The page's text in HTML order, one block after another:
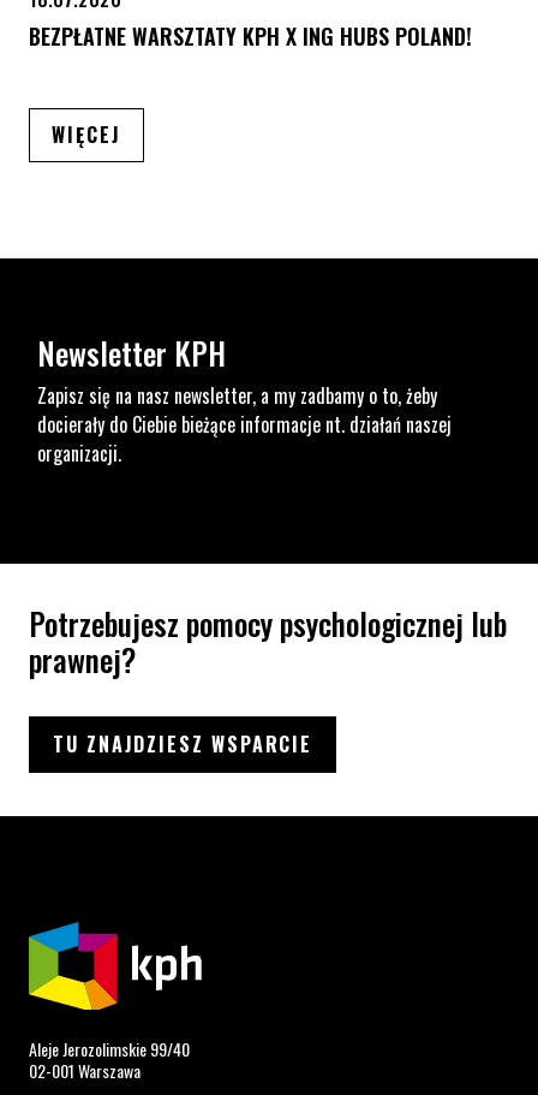
BEZPŁATNE WARSZTATY KPH X ING HUBS POLAND!
WIĘCEJ
Newsletter KPH
Zapisz się na nasz newsletter, a my zadbamy o to, żeby
docierały do Ciebie bieżące informacje nt. działań naszej
organizacji.
Potrzebujesz pomocy psychologicznej lub
prawnej?
TU ZNAJDZIESZ WSPARCIE
Aleje Jerozolimskie 99/40
02-001 Warszawa